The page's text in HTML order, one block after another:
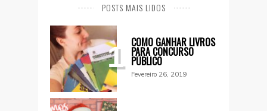
POSTS MAIS LIDOS
1 COMO GANHAR LIVROS
PARA CONCURSO
PÚBLICO
Fevereiro 26, 2019